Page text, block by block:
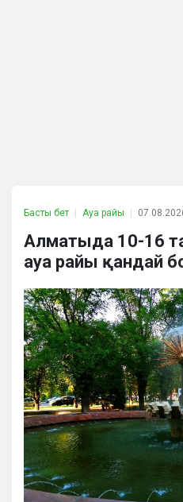
Басты бет Ауа райы
Алматыда 10-16
ауа райы қандай